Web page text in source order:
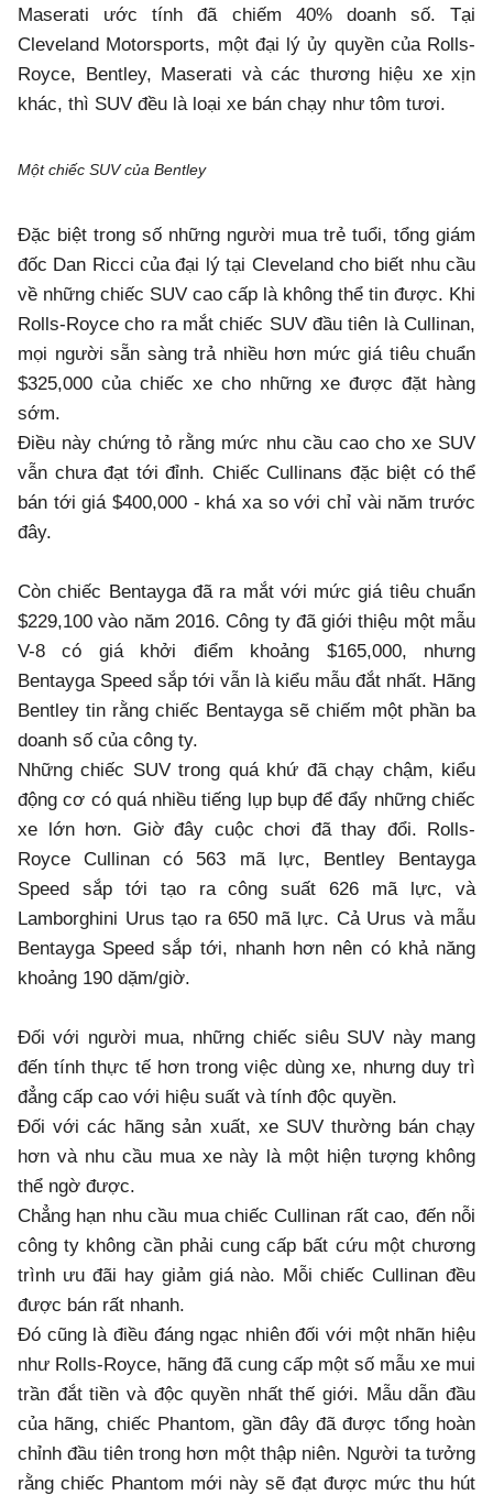
Maserati ước tính đã chiếm 40% doanh số. Tại
Cleveland Motorsports, một đại lý ủy quyền của Rolls-
Royce, Bentley, Maserati và các thương hiệu xe xịn
khác, thì SUV đều là loại xe bán chạy như tôm tươi.
Một chiếc SUV của Bentley
Đặc biệt trong số những người mua trẻ tuổi, tổng giám
đốc Dan Ricci của đại lý tại Cleveland cho biết nhu cầu
về những chiếc SUV cao cấp là không thể tin được. Khi
Rolls-Royce cho ra mắt chiếc SUV đầu tiên là Cullinan,
mọi người sẵn sàng trả nhiều hơn mức giá tiêu chuẩn
$325,000 của chiếc xe cho những xe được đặt hàng
sớm.
Điều này chứng tỏ rằng mức nhu cầu cao cho xe SUV
vẫn chưa đạt tới đỉnh. Chiếc Cullinans đặc biệt có thể
bán tới giá $400,000 - khá xa so với chỉ vài năm trước
đây.
Còn chiếc Bentayga đã ra mắt với mức giá tiêu chuẩn
$229,100 vào năm 2016. Công ty đã giới thiệu một mẫu
V-8 có giá khởi điểm khoảng $165,000, nhưng
Bentayga Speed sắp tới vẫn là kiểu mẫu đắt nhất. Hãng
Bentley tin rằng chiếc Bentayga sẽ chiếm một phần ba
doanh số của công ty.
Những chiếc SUV trong quá khứ đã chạy chậm, kiểu
động cơ có quá nhiều tiếng lụp bụp để đẩy những chiếc
xe lớn hơn. Giờ đây cuộc chơi đã thay đổi. Rolls-
Royce Cullinan có 563 mã lực, Bentley Bentayga
Speed ​​sắp tới tạo ra công suất 626 mã lực, và
Lamborghini Urus tạo ra 650 mã lực. Cả Urus và mẫu
Bentayga Speed ​​sắp tới, nhanh hơn nên có khả năng
khoảng 190 dặm/giờ.
Đối với người mua, những chiếc siêu SUV này mang
đến tính thực tế hơn trong việc dùng xe, nhưng duy trì
đẳng cấp cao với hiệu suất và tính độc quyền.
Đối với các hãng sản xuất, xe SUV thường bán chạy
hơn và nhu cầu mua xe này là một hiện tượng không
thể ngờ được.
Chẳng hạn nhu cầu mua chiếc Cullinan rất cao, đến nỗi
công ty không cần phải cung cấp bất cứu một chương
trình ưu đãi hay giảm giá nào. Mỗi chiếc Cullinan đều
được bán rất nhanh.
Đó cũng là điều đáng ngạc nhiên đối với một nhãn hiệu
như Rolls-Royce, hãng đã cung cấp một số mẫu xe mui
trần đắt tiền và độc quyền nhất thế giới. Mẫu dẫn đầu
của hãng, chiếc Phantom, gần đây đã được tổng hoàn
chỉnh đầu tiên trong hơn một thập niên. Người ta tưởng
rằng chiếc Phantom mới này sẽ đạt được mức thu hút